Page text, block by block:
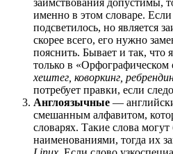
именно в этом словаре.
подсветилось, но является
скорее всего, его нужно
пояснить. Бывает и так, что
только в «Орфографическом
хештег, коворкинг,
потребует правки, если
Англоязычные —
смешанным алфавитом,
словарях. Такие слова
наименованиями, тогда их